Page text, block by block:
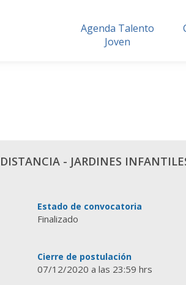
Agenda Talento
Joven
- JARDINES
Estado de convocatoria
Finalizado
Cierre de postulación
07/12/2020 a las 23:59 hrs